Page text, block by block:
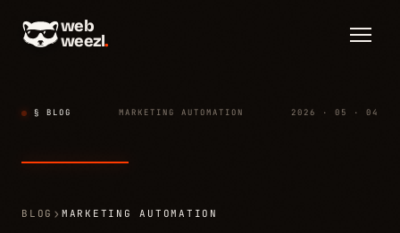
web
weezl.
§ BLOG MARKETING AUTOMATION 2026 · 05 · 04
BLOG › MARKETING AUTOMATION